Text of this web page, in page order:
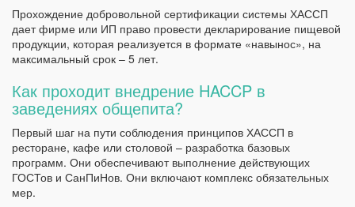
Прохождение добровольной сертификации системы ХАССП
дает фирме или ИП право провести декларирование пищевой
продукции, которая реализуется в формате «навынос», на
максимальный срок – 5 лет.
Как проходит внедрение HACCP в
заведениях общепита?
Первый шаг на пути соблюдения принципов ХАССП в
ресторане, кафе или столовой – разработка базовых
программ. Они обеспечивают выполнение действующих
ГОСТов и СанПиНов. Они включают комплекс обязательных
мер.